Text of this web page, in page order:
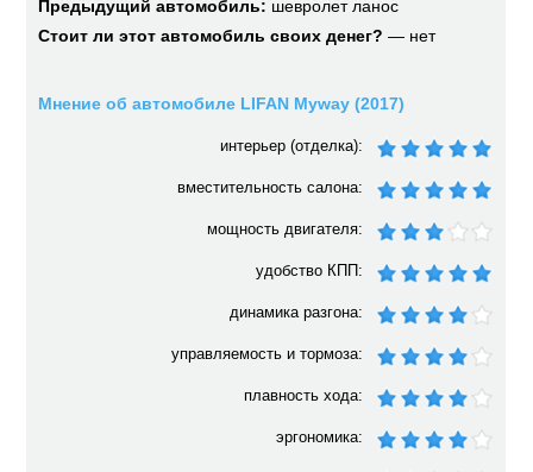
Предыдущий автомобиль: шевролет ланос
Стоит ли этот автомобиль своих денег? — нет
Мнение об автомобиле LIFAN Myway (2017)
интерьер (отделка):
вместительность салона:
мощность двигателя:
удобство КПП:
динамика разгона:
управляемость и тормоза:
плавность хода:
эргономика: